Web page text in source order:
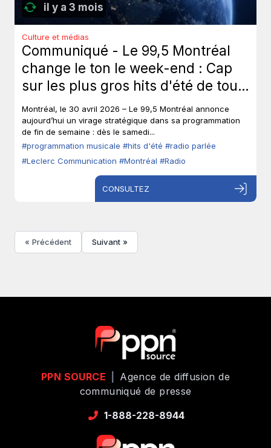
il y a 3 mois
Culture et médias
Communiqué - Le 99,5 Montréal
change le ton le week-end : Cap
sur les plus gros hits d'été de tous
les temps, sans toucher à ses voix
fortes en semaine.
Montréal, le 30 avril 2026 – Le 99,5 Montréal annonce
aujourd’hui un virage stratégique dans sa programmation
de fin de semaine : dès le samedi...
#programmation musicale #hits d'été #radio parlée
#Leclerc Communication #Montréal #Radio
CONSULTEZ
« Précédent Suivant »
PPN SOURCE
Agence de diffusion de
communiqué de presse
1-888-228-8944